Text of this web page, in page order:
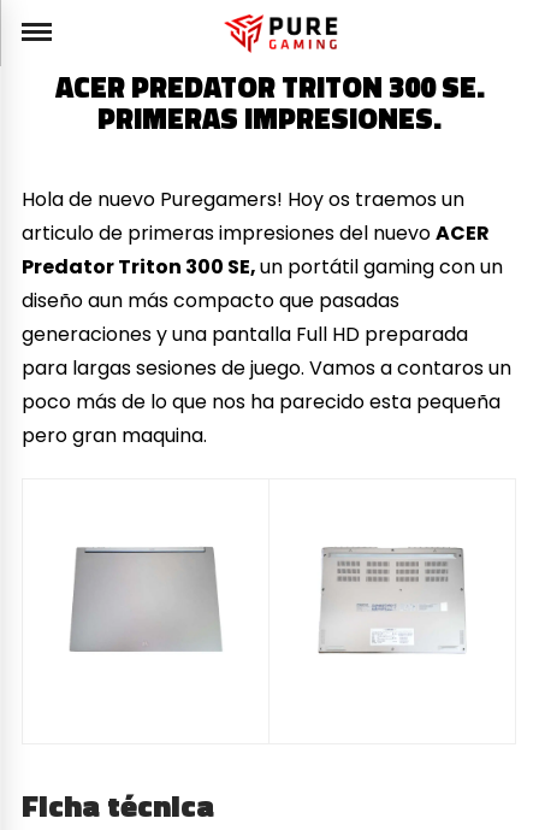
ACER PREDATOR TRITON 300 SE.
PRIMERAS IMPRESIONES.
Hola de nuevo Puregamers! Hoy os traemos un
articulo de primeras impresiones del nuevoACER
Predator Triton 300 SE,un portátil gaming con un
diseño aun más compacto que pasadas
generaciones y una pantalla Full HD preparada
para largas sesiones de juego. Vamos a contaros un
poco más de lo que nos ha parecido esta pequeña
pero gran maquina.
Ficha técnica